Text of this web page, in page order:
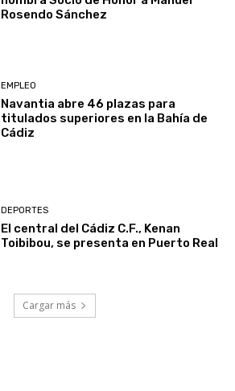
Rosendo Sánchez
EMPLEO
Navantia abre 46 plazas para
titulados superiores en la Bahía de
Cádiz
DEPORTES
El central del Cádiz C.F., Kenan
Toibibou, se presenta en Puerto Real
Cargar más